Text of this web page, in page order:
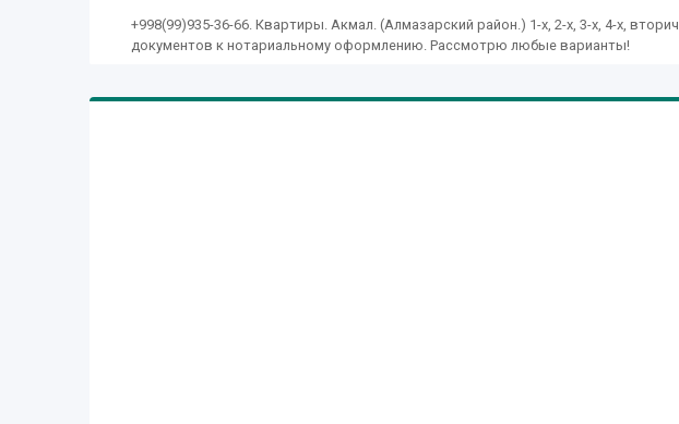
+998(99)935-36-66. Квартиры. Акмал. (Алмазарский район.) 1-х, 2-х, 3-х, 4-х,
документов к нотариальному оформлению. Рассмотрю любые варианты!